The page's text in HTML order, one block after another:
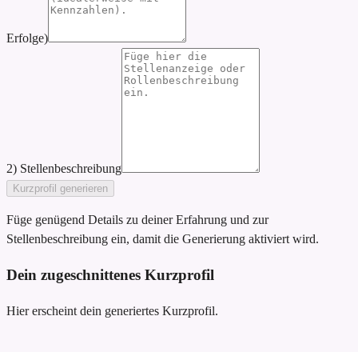
Erfolge)
2) Stellenbeschreibung
Kurzprofil generieren
Füge genügend Details zu deiner Erfahrung und zur
Stellenbeschreibung ein, damit die Generierung aktiviert wird.
Dein zugeschnittenes Kurzprofil
Hier erscheint dein generiertes Kurzprofil.